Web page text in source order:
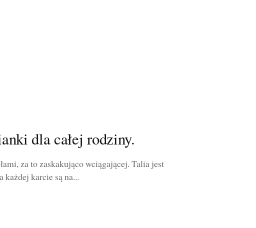
dla całej rodziny.
za to zaskakująco wciągającej. Talia jest
każdej karcie są na...